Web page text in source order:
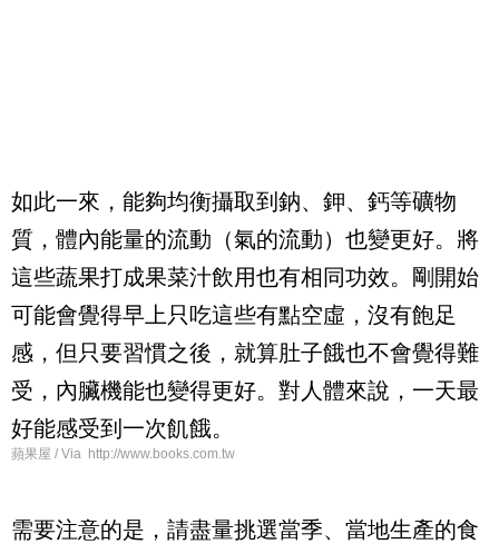
如此一來，能夠均衡攝取到鈉、鉀、鈣等礦物
質，體內能量的流動（氣的流動）也變更好。將
這些蔬果打成果菜汁飲用也有相同功效。剛開始
可能會覺得早上只吃這些有點空虛，沒有飽足
感，但只要習慣之後，就算肚子餓也不會覺得難
受，內臟機能也變得更好。對人體來說，一天最
好能感受到一次飢餓。
蘋果屋 / Via http://www.books.com.tw
需要注意的是，請盡量挑選當季、當地生產的食